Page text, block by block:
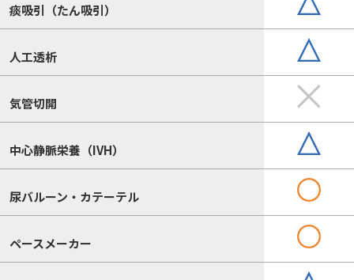
痰吸引（たん吸引）
人工透析
気管切開
中心静脈栄養（IVH）
尿バルーン・カテーテル
ペースメーカー